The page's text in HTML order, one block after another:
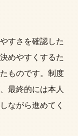
すさを確認した
めやすくするた
ものです。制度
最終的には本人
ながら進めてく